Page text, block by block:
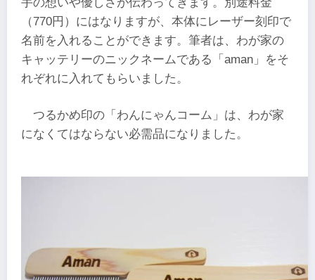
（770円）にはなりますが、本体にレーザー刻印で
名前を入れることができます。筆者は、わが家の
キャッテリーのニックネームである「aman」をそ
れぞれに入れてもらいました。
つるかめ印の「わんにゃんコーム」は、わが家
になくてはならない必需品になりました。